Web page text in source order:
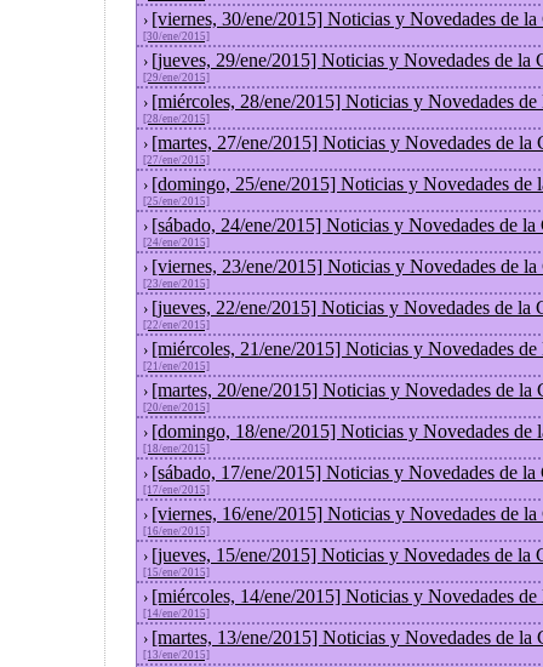
› [viernes, 30/ene/2015] Noticias y Novedades de
[30/ene/2015]
› [jueves, 29/ene/2015] Noticias y Novedades de la
[29/ene/2015]
› [miércoles, 28/ene/2015] Noticias y Novedades
[28/ene/2015]
› [martes, 27/ene/2015] Noticias y Novedades de la
[27/ene/2015]
› [domingo, 25/ene/2015] Noticias y Novedades de
[25/ene/2015]
› [sábado, 24/ene/2015] Noticias y Novedades de la
[24/ene/2015]
› [viernes, 23/ene/2015] Noticias y Novedades de
[23/ene/2015]
› [jueves, 22/ene/2015] Noticias y Novedades de la
[22/ene/2015]
› [miércoles, 21/ene/2015] Noticias y Novedades
[21/ene/2015]
› [martes, 20/ene/2015] Noticias y Novedades de la
[20/ene/2015]
› [domingo, 18/ene/2015] Noticias y Novedades de
[18/ene/2015]
› [sábado, 17/ene/2015] Noticias y Novedades de la
[17/ene/2015]
› [viernes, 16/ene/2015] Noticias y Novedades de
[16/ene/2015]
› [jueves, 15/ene/2015] Noticias y Novedades de la
[15/ene/2015]
› [miércoles, 14/ene/2015] Noticias y Novedades
[14/ene/2015]
› [martes, 13/ene/2015] Noticias y Novedades de la
[13/ene/2015]